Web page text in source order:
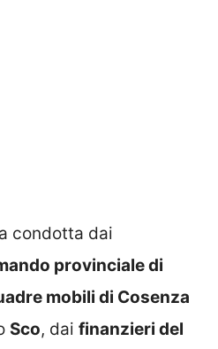
condotta dai
provinciale di
mobili di Cosenza
Sco, dai finanzieri del